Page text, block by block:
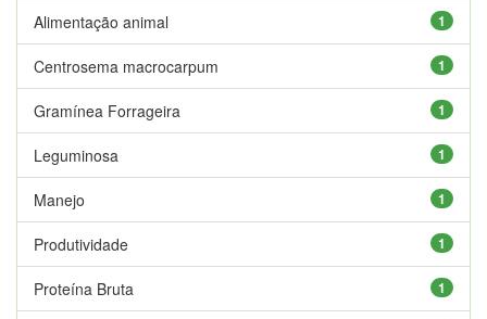
1
Alimentação animal
1
Centrosema macrocarpum
1
Gramínea Forrageira
1
Leguminosa
1
Manejo
1
Produtividade
1
Proteína Bruta